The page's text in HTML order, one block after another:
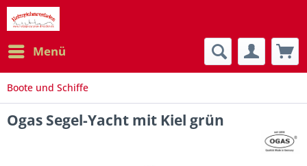
Menü
Boote und Schiffe
Ogas Segel-Yacht mit Kiel grün